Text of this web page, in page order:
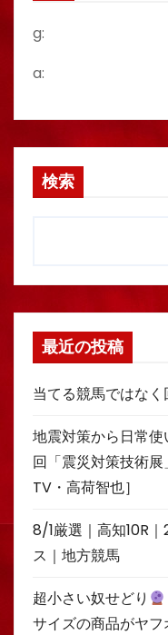
g:
a:
検索
最近の投稿
当てる競馬ではな
地震対策から日常
回「震災対策技術
TV・高荷智也］
8/1厳選｜高知10R
ス｜地方競馬
超小さい奴せどり
サイズの商品がヤ